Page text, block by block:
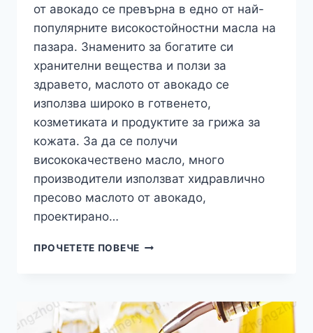
от авокадо се превърна в едно от най-
популярните високостойностни масла на
пазара. Знаменито за богатите си
хранителни вещества и ползи за
здравето, маслото от авокадо се
използва широко в готвенето,
козметиката и продуктите за грижа за
кожата. За да се получи
висококачествено масло, много
производители използват хидравлично
пресово маслото от авокадо,
проектирано…
ПРОЧЕТЕТЕ ПОВЕЧЕКАКВО
ЗА
МАСЛО